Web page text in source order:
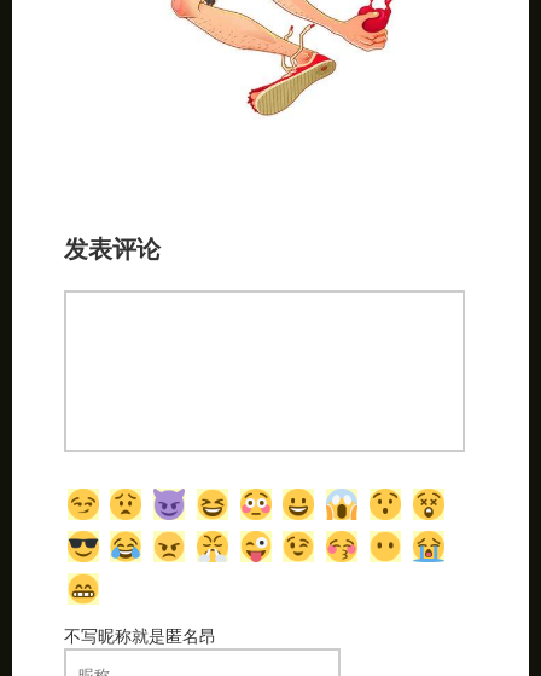
发表评论
不写昵称就是匿名昂